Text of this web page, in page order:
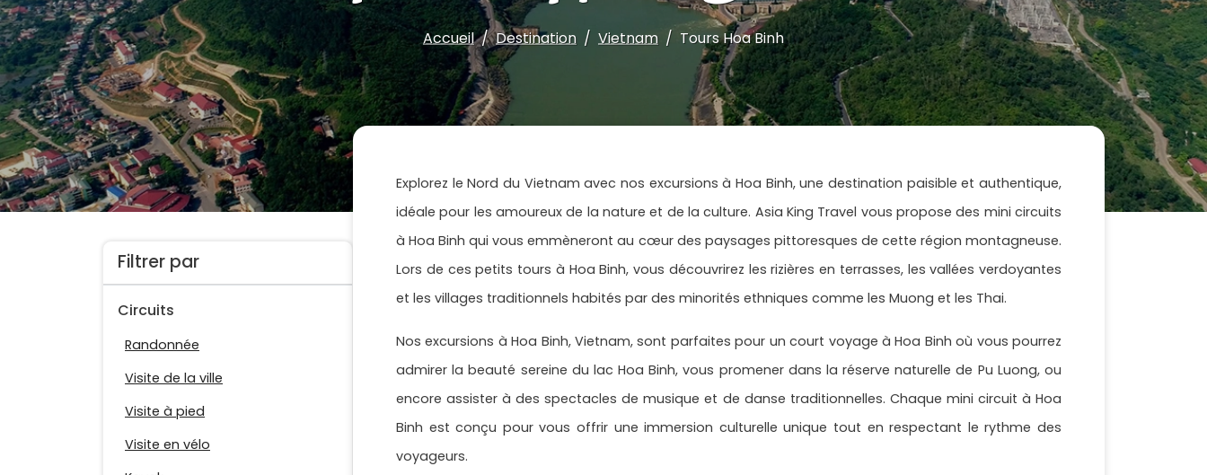
Accueil Destination Vietnam Tours Hoa Binh
Filtrer par
Circuits
Randonnée
Visite de la ville
Visite à pied
Visite en vélo
Explorez le Nord du Vietnam avec nos excursions à Hoa Binh, une destination paisible et authentique,
idéale pour les amoureux de la nature et de la culture. Asia King Travel vous propose des mini circuits
à Hoa Binh qui vous emmèneront au cœur des paysages pittoresques de cette région montagneuse.
Lors de ces petits tours à Hoa Binh, vous découvrirez les rizières en terrasses, les vallées verdoyantes
et les villages traditionnels habités par des minorités ethniques comme les Muong et les Thai.
Nos excursions à Hoa Binh, Vietnam, sont parfaites pour un court voyage à Hoa Binh où vous pourrez
admirer la beauté sereine du lac Hoa Binh, vous promener dans la réserve naturelle de Pu Luong, ou
encore assister à des spectacles de musique et de danse traditionnelles. Chaque mini circuit à Hoa
Binh est conçu pour vous offrir une immersion culturelle unique tout en respectant le rythme des
voyageurs.